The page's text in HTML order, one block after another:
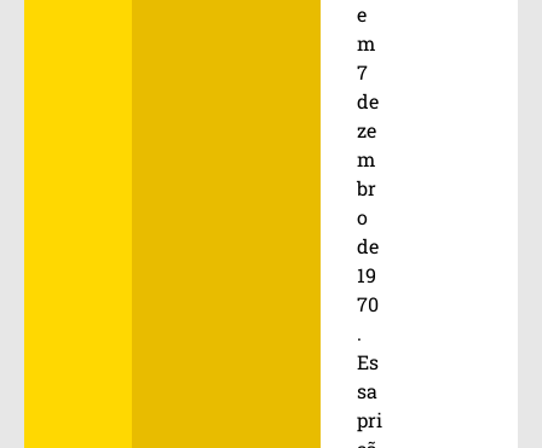
e
m
7
de
ze
m
br
o
de
19
70
.
Es
sa
pri